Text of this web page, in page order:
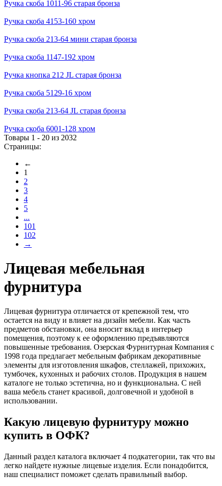
Ручка скоба 1011-96 старая бронза
Ручка скоба 4153-160 хром
Ручка скоба 213-64 мини старая бронза
Ручка скоба 1147-192 хром
Ручка кнопка 212 JL старая бронза
Ручка скоба 5129-16 хром
Ручка скоба 213-64 JL старая бронза
Ручка скоба 6001-128 хром
Товары 1 - 20 из 2032
Страницы:
←
1
2
3
4
5
...
101
102
→
Лицевая мебельная
фурнитура
Лицевая фурнитура отличается от крепежной тем, что
остается на виду и влияет на дизайн мебели. Как часть
предметов обстановки, она вносит вклад в интерьер
помещения, поэтому к ее оформлению предъявляются
повышенные требования. Озерская Фурнитурная Компания с
1998 года предлагает мебельным фабрикам декоративные
элементы для изготовления шкафов, стеллажей, прихожих,
тумбочек, кухонных и рабочих столов. Продукция в нашем
каталоге не только эстетична, но и функциональна. С ней
ваша мебель станет красивой, долговечной и удобной в
использовании.
Какую лицевую фурнитуру можно
купить в ОФК?
Данный раздел каталога включает 4 подкатегории, так что вы
легко найдете нужные лицевые изделия. Если понадобится,
наш специалист поможет сделать правильный выбор.